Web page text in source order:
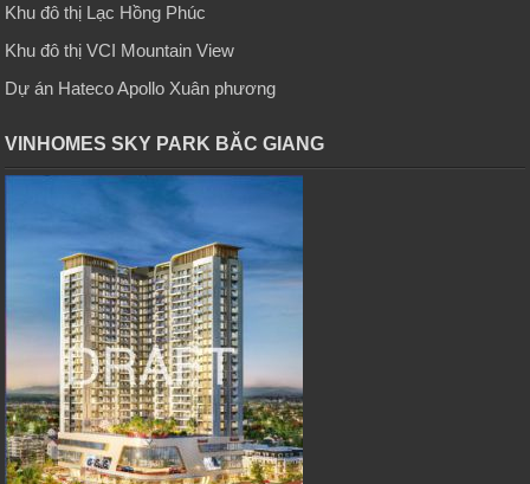
Khu đô thị Lạc Hồng Phúc
Khu đô thị VCI Mountain View
Dự án Hateco Apollo Xuân phương
VINHOMES SKY PARK BĂC GIANG